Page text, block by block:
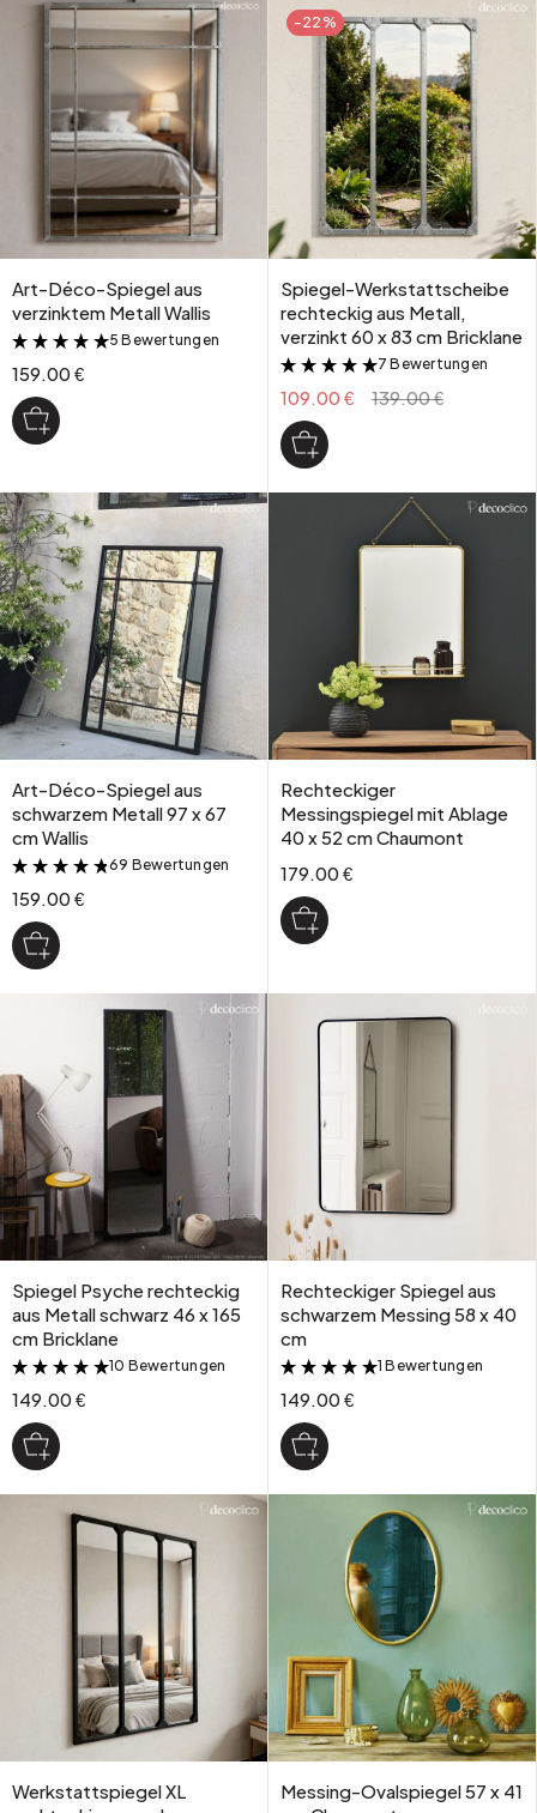
Art-Déco-Spiegel aus
verzinktem Metall Wallis
&
5 Bewertungen
159.00 €
-22%
Spiegel-Werkstattscheibe
rechteckig aus Metall,
verzinkt 60 x 83 cm Bricklane
&
7 Bewertungen
109.00 € 139.00 €
Art-Déco-Spiegel aus
schwarzem Metall 97 x 67
cm Wallis
&
69 Bewertungen
159.00 €
Rechteckiger
Messingspiegel mit Ablage
40 x 52 cm Chaumont
179.00 €
Spiegel Psyche rechteckig
aus Metall schwarz 46 x 165
cm Bricklane
&
10 Bewertungen
149.00 €
Rechteckiger Spiegel aus
schwarzem Messing 58 x 40
cm
&
1 Bewertungen
149.00 €
Werkstattspiegel XL
Messing-Ovalspiegel 57 x 41